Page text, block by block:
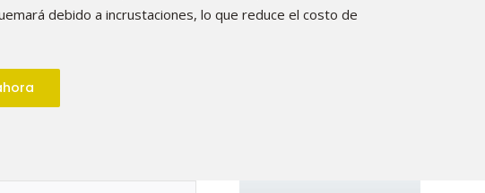
debido a incrustaciones, lo que reduce el costo de